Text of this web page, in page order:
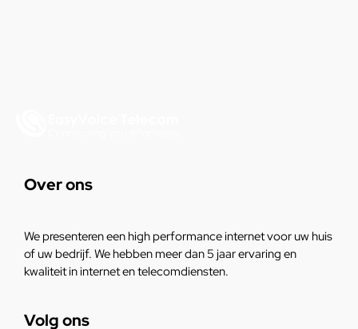
Over ons
We presenteren een high performance internet voor uw huis
of uw bedrijf. We hebben meer dan 5 jaar ervaring en
kwaliteit in internet en telecomdiensten.
Volg ons